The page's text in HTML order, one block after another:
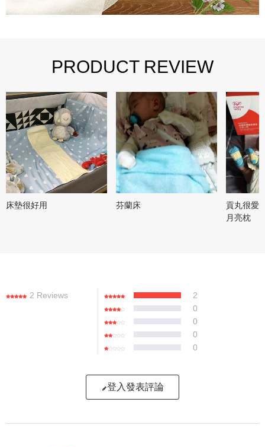
PRODUCT REVIEW
床墊很好用 芬蘭床
貢丸很愛
月亮枕
2 Reviews
2
0
0
0
0
登入發表評論